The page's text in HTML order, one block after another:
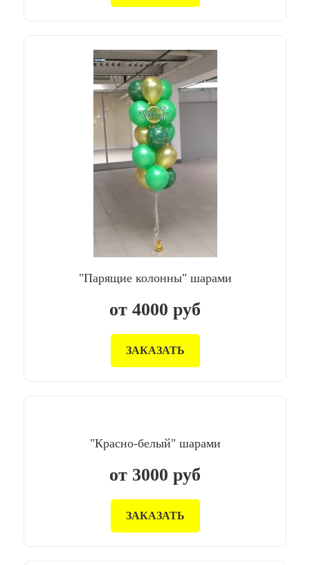
"Парящие колонны" шарами
от 4000 руб
ЗАКАЗАТЬ
"Красно-белый" шарами
от 3000 руб
ЗАКАЗАТЬ